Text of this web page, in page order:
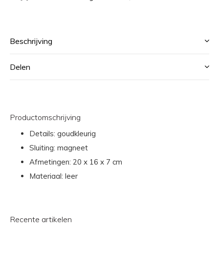
Beschrijving
Delen
Productomschrijving
Details: goudkleurig
Sluiting: magneet
Afmetingen: 20 x 16 x 7 cm
Materiaal: leer
Recente artikelen